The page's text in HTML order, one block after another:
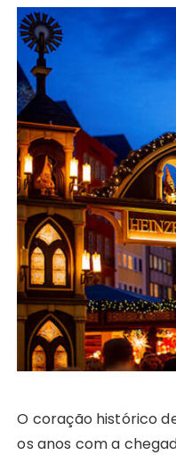
O coração histórico
os anos com a